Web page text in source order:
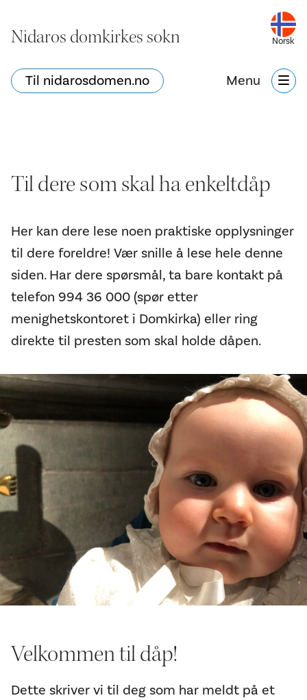
Nidaros domkirkes sokn Norsk
Til nidarosdomen.no Menu
Til dere som skal ha enkeltdåp
Her kan dere lese noen praktiske opplysninger
til dere foreldre! Vær snille å lese hele denne
siden. Har dere spørsmål, ta bare kontakt på
telefon 994 36 000 (spør etter
menighetskontoret i Domkirka) eller ring
direkte til presten som skal holde dåpen.
Velkommen til dåp!
Dette skriver vi til deg som har meldt på et